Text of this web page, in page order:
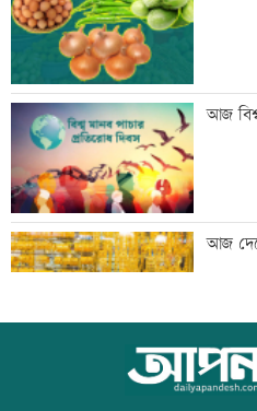
ওমান
স্বর্ণ
সরকার,
আজ
আজ
আজ